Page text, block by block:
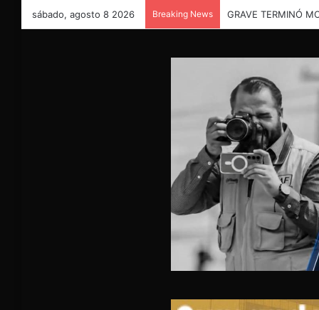
sábado, agosto 8 2026 Breaking News